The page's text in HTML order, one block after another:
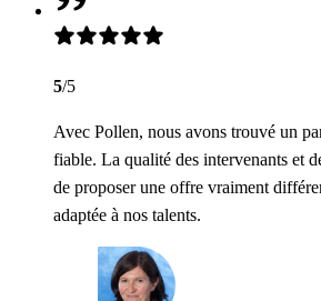
5/5
Avec Pollen, nous avons trouvé un
fiable. La qualité des intervenants et
de proposer une offre vraiment
adaptée à nos talents.